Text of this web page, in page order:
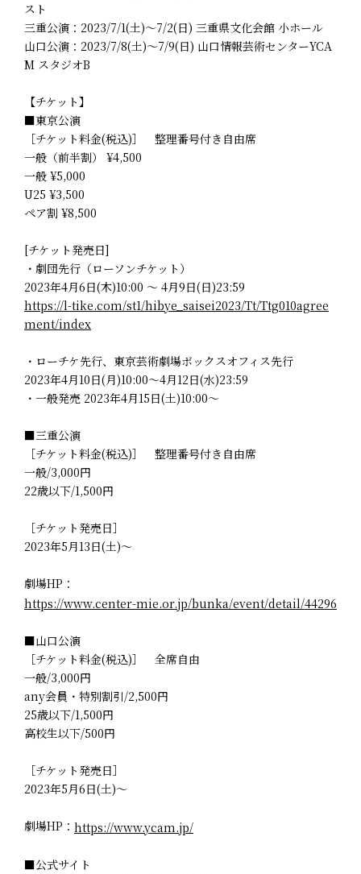
スト
三重公演：2023/7/1(土)～7/2(日) 三重県文化会館 小ホール
山口公演：2023/7/8(土)～7/9(日) 山口情報芸術センターYCA
M スタジオB
【チケット】
■東京公演
［チケット料金(税込)］ 整理番号付き自由席
一般（前半割） ¥4,500
一般 ¥5,000
U25 ¥3,500
ペア割 ¥8,500
[チケット発売日]
・劇団先行（ローソンチケット）
2023年4月6日(木)10:00 ～ 4月9日(日)23:59
https://l-tike.com/st1/hibye_saisei2023/Tt/Ttg010agree
ment/index
・ローチケ先行、東京芸術劇場ボックスオフィス先行
2023年4月10日(月)10:00～4月12日(水)23:59
・一般発売 2023年4月15日(土)10:00～
■三重公演
［チケット料金(税込)］ 整理番号付き自由席
一般/3,000円
22歳以下/1,500円
［チケット発売日］
2023年5月13日(土)～
劇場HP：
https://www.center-mie.or.jp/bunka/event/detail/44296
■山口公演
［チケット料金(税込)］ 全席自由
一般/3,000円
any会員・特別割引/2,500円
25歳以下/1,500円
高校生以下/500円
［チケット発売日］
2023年5月6日(土)～
劇場HP： https://www.ycam.jp/
■公式サイト